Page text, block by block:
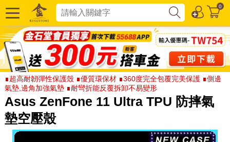
0
∎超高耐韌彈性保護殼 ∎優質環保材 ∎360度完全包覆完美保護 ∎側邊
氣墊,邊角加強氣墊 ∎耐彎折能反覆拆卸不易變形
Asus ZenFone 11 Ultra TPU 防摔氣
墊空壓殼